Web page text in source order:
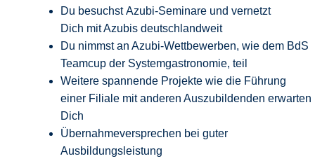
Du besuchst Azubi-Seminare und vernetzt
Dich mit Azubis deutschlandweit
Du nimmst an Azubi-Wettbewerben, wie dem BdS
Teamcup der Systemgastronomie, teil
Weitere spannende Projekte wie die Führung
einer Filiale mit anderen Auszubildenden erwarten
Dich
Übernahmeversprechen bei guter
Ausbildungsleistung